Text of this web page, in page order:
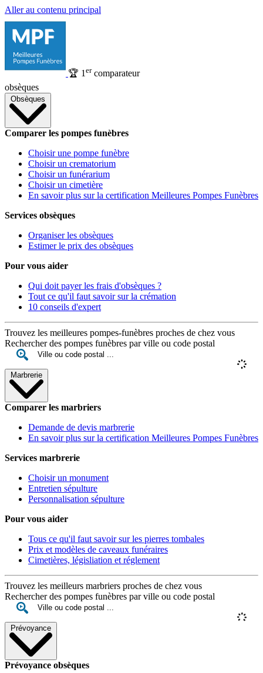
Aller au contenu principal
🏆 1 ercomparateur
obsèques
Obsèques
Comparer les pompes funèbres
Choisir une pompe funèbre
Choisir un crematorium
Choisir un funérarium
Choisir un cimetière
En savoir plus sur la certification Meilleures Pompes Funèbres
Services obsèques
Organiser les obsèques
Estimer le prix des obsèques
Pour vous aider
Qui doit payer les frais d'obsèques ?
Tout ce qu'il faut savoir sur la crémation
10 conseils d'expert
Trouvez les meilleures pompes-funèbres proches de chez vous
Rechercher des pompes funèbres par ville ou code postal
Marbrerie
Comparer les marbriers
Demande de devis marbrerie
En savoir plus sur la certification Meilleures Pompes Funèbres
Services marbrerie
Choisir un monument
Entretien sépulture
Personnalisation sépulture
Pour vous aider
Tous ce qu'il faut savoir sur les pierres tombales
Prix et modèles de caveaux funéraires
Cimetières, législiation et réglement
Trouvez les meilleurs marbriers proches de chez vous
Rechercher des pompes funèbres par ville ou code postal
Prévoyance
Prévoyance obsèques